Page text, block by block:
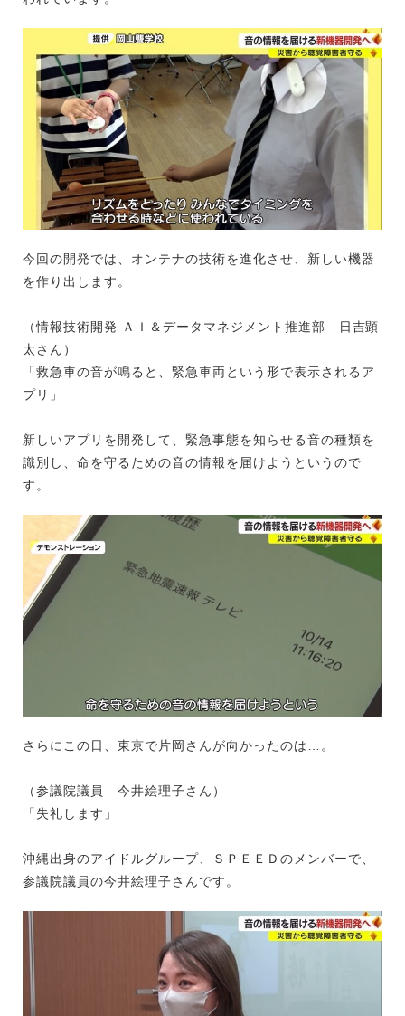
今回の開発では、オンテナの技術を進化させ、新しい機器
を作り出します。
（情報技術開発 ＡＩ＆データマネジメント推進部 日吉顕
太さん）
「救急車の音が鳴ると、緊急車両という形で表示されるア
プリ」
新しいアプリを開発して、緊急事態を知らせる音の種類を
識別し、命を守るための音の情報を届けようというので
す。
さらにこの日、東京で片岡さんが向かったのは…。
（参議院議員 今井絵理子さん）
「失礼します」
沖縄出身のアイドルグループ、ＳＰＥＥＤのメンバーで、
参議院議員の今井絵理子さんです。